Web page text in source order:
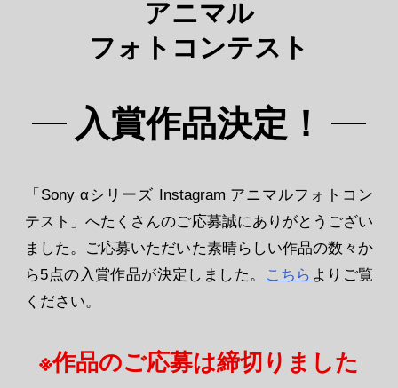
アニマル
フォトコンテスト
入賞作品決定！
「Sony αシリーズ Instagram アニマルフォトコン
テスト」へたくさんのご応募誠にありがとうござい
ました。 ご応募いただいた素晴らしい作品の数々か
ら5点の入賞作品が決定しました。
こちら よりご覧
ください。
※作品のご応募は締切りました